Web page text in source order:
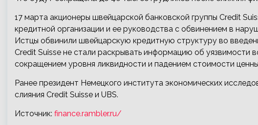
17 марта акционеры швейцарской банковской группы Credit
кредитной организации и ее руководства с обвинением в
Истцы обвинили швейцарскую кредитную структуру во
Credit Suisse не стали раскрывать информацию об уязвимости
сокращением уровня ликвидности и падением стоимости
Ранее президент Немецкого института экономических
слияния Credit Suisse и UBS.
Источник: finance.rambler.ru/